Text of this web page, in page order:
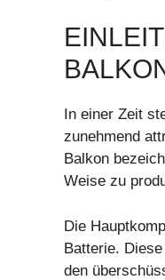
In einer Zeit
zunehmend
Balkon
Weise zu
Die
Batterie.
den